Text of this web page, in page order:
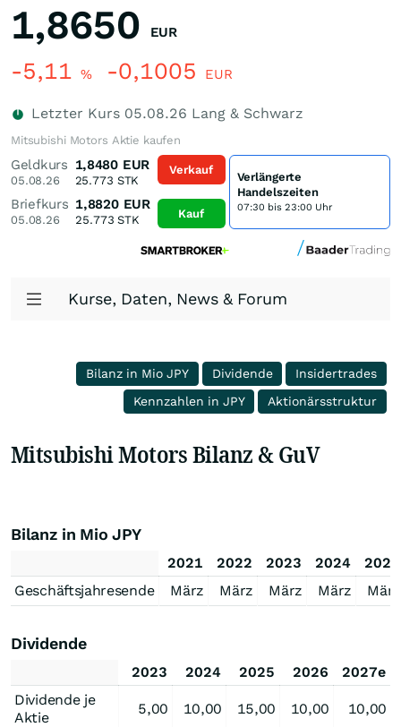
1,8650 EUR
-5,11 % -0,1005 EUR
Letzter Kurs 05.08.26 Lang & Schwarz
Mitsubishi Motors Aktie kaufen
Geldkurs
05.08.26
1,8480 EUR
25.773 STK
Briefkurs
05.08.26
1,8820 EUR
25.773 STK
Verkauf
Kauf
Verlängerte
Handelszeiten
07:30 bis 23:00 Uhr
Kurse, Daten, News & Forum
Bilanz in Mio JPY Dividende
Insidertrades
Kennzahlen in JPY
Aktionärsstruktur
Mitsubishi Motors Bilanz & GuV
Bilanz in Mio JPY
2021 2022 2023 2024
2025
Geschäftsjahresende
März März März März März
Dividende
2023 2024 2025 2026
2027e
Dividende je
Aktie
5,00 10,00 15,00 10,00 10,00